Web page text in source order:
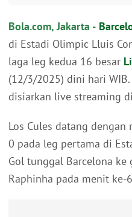
Link Live Streaming:
Bola.com, Jakarta -
di Estadi Olimpic Lluis
laga leg kedua 16 besar
(12/3/2025) dini hari
disiarkan live streaming
Los Cules datang
0 pada leg pertama di
Gol tunggal Barcelona ke
Raphinha pada menit ke-